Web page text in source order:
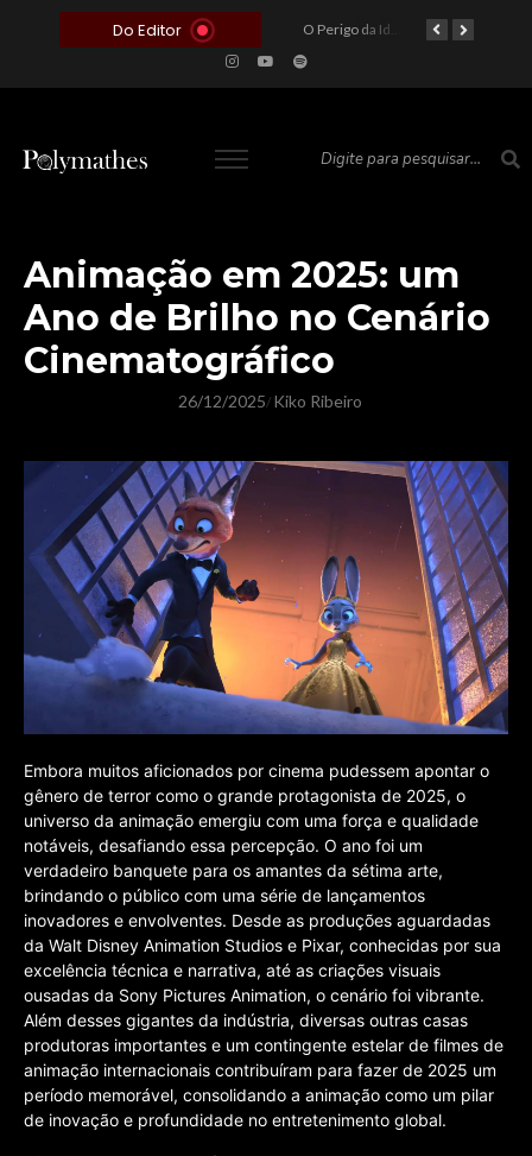
Do Editor A Roleta da Miséria: Quando a Devoção Cega Encontra o Link na Bio. A Queda do Brasileiro Pelas Mãos de Seus Influencers. O Perigo da Ideologia Desenfreada na Justiça: Quando a Pauta Política Substitui a Pena Criminal O Preço de um Escândalo: A Discrepância Entre o “Filme de Bolsonaro” e a Realidade do Cinema Mundial
Animação em 2025: um
Ano de Brilho no Cenário
Cinematográfico
26/12/2025/ Kiko Ribeiro
Embora muitos aficionados por cinema pudessem apontar o
gênero de terror como o grande protagonista de 2025, o
universo da animação emergiu com uma força e qualidade
notáveis, desafiando essa percepção. O ano foi um
verdadeiro banquete para os amantes da sétima arte,
brindando o público com uma série de lançamentos
inovadores e envolventes. Desde as produções aguardadas
da Walt Disney Animation Studios e Pixar, conhecidas por sua
excelência técnica e narrativa, até as criações visuais
ousadas da Sony Pictures Animation, o cenário foi vibrante.
Além desses gigantes da indústria, diversas outras casas
produtoras importantes e um contingente estelar de filmes de
animação internacionais contribuíram para fazer de 2025 um
período memorável, consolidando a animação como um pilar
de inovação e profundidade no entretenimento global.